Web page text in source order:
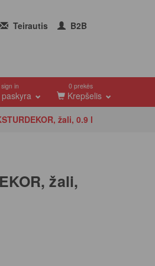
Teirautis B2B
in 0 prekės
Krepšelis
žali, 0.9 l
žali,